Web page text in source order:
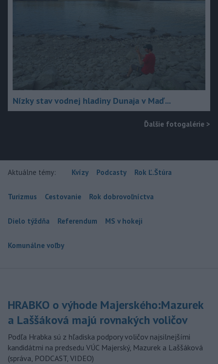
Nízky stav vodnej hladiny Dunaja v Maď...
Ďalšie fotogalérie >
Aktuálne témy: Kvízy Podcasty Rok Ľ.Štúra
Turizmus Cestovanie Rok dobrovoľníctva
Dielo týždňa Referendum MS v hokeji
Komunálne voľby
HRABKO o výhode Majerského:Mazurek
a Laššáková majú rovnakých voličov
Podľa Hrabka sú z hľadiska podpory voličov najsilnejšími
kandidátmi na predsedu VÚC Majerský, Mazurek a Laššáková
(správa, PODCAST, VIDEO)